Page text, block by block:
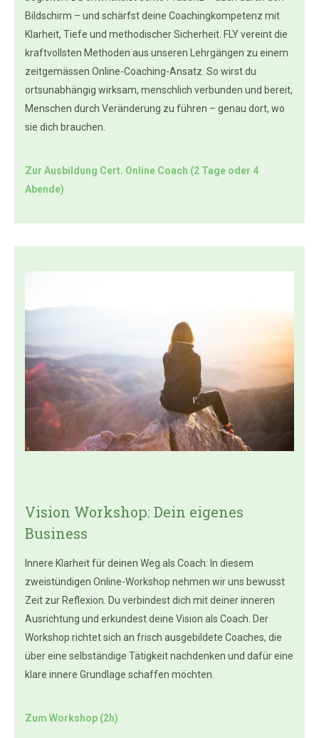
Bildschirm – und schärfst deine Coachingkompetenz mit
Klarheit, Tiefe und methodischer Sicherheit. FLY vereint die
kraftvollsten Methoden aus unseren Lehrgängen zu einem
zeitgemässen Online-Coaching-Ansatz. So wirst du
ortsunabhängig wirksam, menschlich verbunden und bereit,
Menschen durch Veränderung zu führen – genau dort, wo
sie dich brauchen.
Zur Ausbildung Cert. Online Coach (2 Tage oder 4
Abende)
Vision Workshop: Dein eigenes
Business
Innere Klarheit für deinen Weg als Coach: In diesem
zweistündigen Online-Workshop nehmen wir uns bewusst
Zeit zur Reflexion. Du verbindest dich mit deiner inneren
Ausrichtung und erkundest deine Vision als Coach. Der
Workshop richtet sich an frisch ausgebildete Coaches, die
über eine selbständige Tätigkeit nachdenken und dafür eine
klare innere Grundlage schaffen möchten.
Zum Workshop (2h)